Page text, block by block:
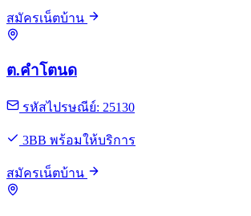
สมัครเน็ตบ้าน
ต.คำโตนด
รหัสไปรษณีย์: 25130
3BB พร้อมให้บริการ
สมัครเน็ตบ้าน